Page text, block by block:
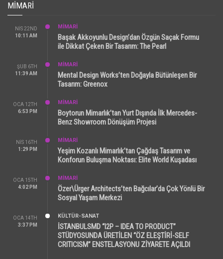
MIMARI
NIS 22ND
10:11 AM
MİMARİ
Başak Akkoyunlu Design’dan Özgün Saçak Formu
ile Dikkat Çeken Bir Tasarım: The Pearl
ŞUB 6TH
11:39 AM
MİMARİ
Mental Design Works’ten Doğayla Bütünleşen Bir
Tasarım: Greenox
OCA 12TH
6:53 PM
MİMARİ
Boytorun Mimarlık’tan Yurt Dışında İlk Mercedes-
Benz Showroom Dönüşüm Projesi
NIS 16TH
1:29 PM
MİMARİ
Yeşim Kozanlı Mimarlık’tan Çağdaş Tasarım ve
Konforun Buluşma Noktası: Elite World Kuşadası
OCA 15TH
4:02 PM
MİMARİ
Özer\Ürger Architects’ten Bağcılar’da Çok Yönlü Bir
Sosyal Yaşam Merkezi
OCA 14TH
3:37 PM
KÜLTÜR-SANAT
İSTANBULSMD “I2P – IDEA TO PRODUCT”
STÜDYOSUNDA ÜRETİLEN “ÖZ ELEŞTİRİ-SELF
CRITICISM” ENSTELASYONU ZİYARETE AÇILDI